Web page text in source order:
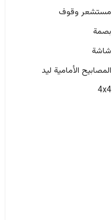
مستشعر وقوف
بصمة
شاشة
المصابيح الأمامية ليد
4x4